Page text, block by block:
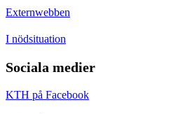
Externwebben
I nödsituation
Sociala medier
KTH på Facebook